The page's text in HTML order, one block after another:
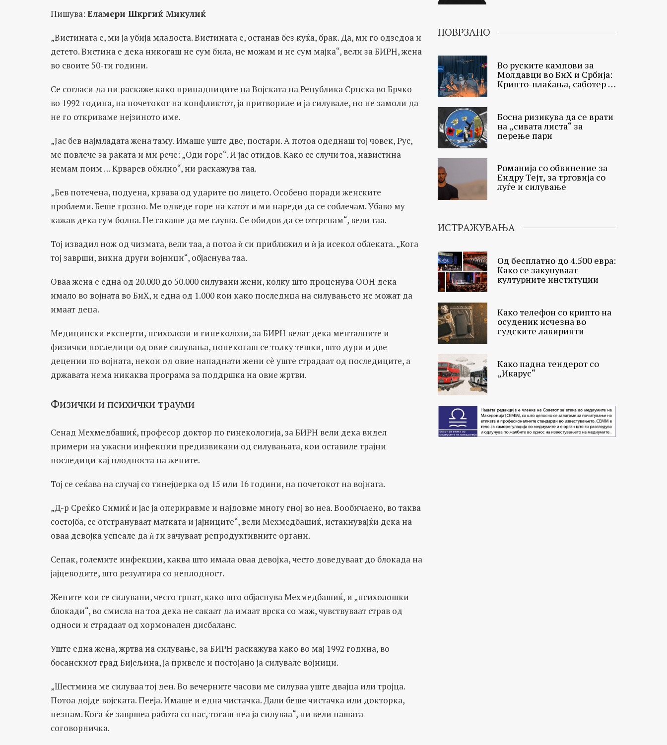
Пишува: Еламери Шкргиќ Микулиќ
„Вистината е, ми ја убија младоста. Вистината е, останав без куќа, брак. Да, ми го одзедоа и
детето. Вистина е дека никогаш не сум била, не можам и не сум мајка“, вели за БИРН, жена
во своите 50-ти години.
Се согласи да ни раскаже како припадниците на Војската на Република Српска во Брчко
во 1992 година, на почетокот на конфликтот, ја притвориле и ја силувале, но не замоли да
не го откриваме нејзиното име.
„Јас бев најмладата жена таму. Имаше уште две, постари. А потоа одеднаш тој човек, Рус,
ме повлече за раката и ми рече: „Оди горе“. И јас отидов. Како се случи тоа, навистина
немам поим … Крварев обилно“, ни раскажува таа.
„Бев потечена, подуена, крвава од ударите по лицето. Особено поради женските
проблеми. Беше грозно. Ме одведе горе на катот и ми нареди да се соблечам. Убаво му
кажав дека сум болна. Не сакаше да ме слуша. Се обидов да се оттргнам“, вели таа.
Тој извадил нож од чизмата, вели таа, а потоа ѝ си приближил и ѝ ја исекол облеката. „Кога
тој заврши, викна други војници“, објаснува таа.
Оваа жена е една од 20.000 до 50.000 силувани жени, колку што проценува ООН дека
имало во војната во БиХ, и една од 1.000 кои како последица на силувањето не можат да
имаат деца.
Медицински експерти, психолози и гинеколози, за БИРН велат дека менталните и
физички последици од овие силувања, понекогаш се толку тешки, што дури и две
децении по војната, некои од овие нападнати жени сè уште страдаат од последиците, а
државата нема никаква програма за поддршка на овие жртви.
Физички и психички трауми
Сенад Мехмедбашиќ, професор доктор по гинекологија, за БИРН вели дека видел
примери на ужасни инфекции предизвикани од силувањата, кои оставиле трајни
последици кај плодноста на жените.
Тој се сеќава на случај со тинејџерка од 15 или 16 години, на почетокот на војната.
„Д-р Среќко Симиќ и јас ја опериравме и најдовме многу гној во неа. Вообичаено, во таква
состојба, се отстрануваат матката и јајниците“, вели Мехмедбашиќ, истакнувајќи дека на
оваа девојка успеале да ѝ ги зачуваат репродуктивните органи.
Сепак, големите инфекции, каква што имала оваа девојка, често доведуваат до блокада на
јајцеводите, што резултира со неплодност.
Жените кои се силувани, често трпат, како што објаснува Мехмедбашиќ, и „психолошки
блокади“, во смисла на тоа дека не сакаат да имаат врска со маж, чувствуваат страв од
односи и страдаат од хормонален дисбаланс.
Уште една жена, жртва на силување, за БИРН раскажува како во мај 1992 година, во
босанскиот град Бијељина, ја привеле и постојано ја силувале војници.
„Шестмина ме силуваа тој ден. Во вечерните часови ме силуваа уште двајца или тројца.
Потоа дојде војската. Пееја. Имаше и една чистачка. Дали беше чистачка или докторка,
незнам. Кога ќе завршеа работа со нас, тогаш неа ја силуваа“, ни вели нашата
соговорничка.
ПОВРЗАНО
Во руските кампови за
Молдавци во БиХ и Србија:
Крипто-плаќања, саботер и
Босна ризикува да се врати
на „сивата листа“ за
перење пари
Романија со обвинение за
Ендру Тејт, за трговија со
луѓе и силување
ИСТРАЖУВАЊА
Од бесплатно до 4.500 евра:
Како се закупуваат
културните институции
Како телефон со крипто на
осуденик исчезна во
судските лавиринти
Како падна тендерот со
„Икарус“